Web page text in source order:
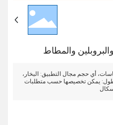
والمطاط
أي حجم مجال التطبيق: البخار،
الطول: يمكن تخصيصها حسب متطلبات